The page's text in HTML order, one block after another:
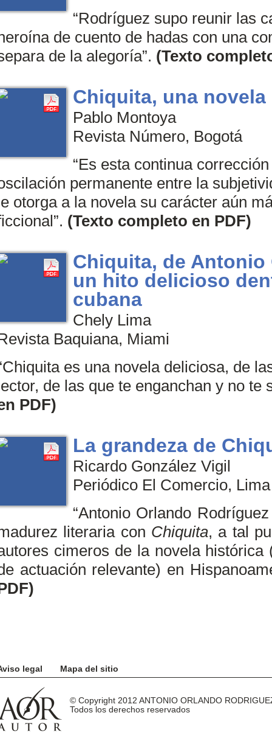
“Rodríguez supo reunir las
de cuento de hadas con una
de la alegoría”. (Texto
Chiquita, una
Pablo Montoya
Revista Número, Bogotá
“Es esta continua
permanente entre la
otorga a la novela su carácter aún
(Texto completo en PDF)
Chiquita, de
un hito delicioso
cubana
Chely Lima
Baquiana, Miami
es una novela deliciosa, de
de las que te enganchan y no te
PDF)
La grandeza de
Ricardo González Vigil
Periódico El Comercio, Lima
“Antonio Orlando
literaria con Chiquita, a tal
cimeros de la novela histórica
actuación relevante) en
legal Mapa del sitio
© Copyright 2012 ANTONIO ORLANDO
Todos los derechos reservados